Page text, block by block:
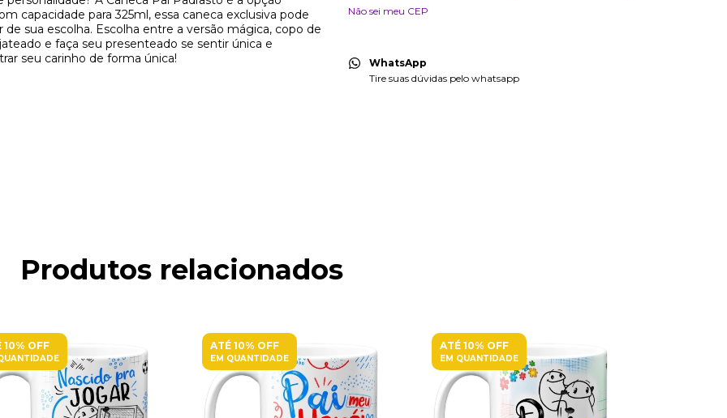
capacidade para 325ml, essa caneca exclusiva pode
sua escolha. Escolha entre a versão mágica, copo de
e faça seu presenteado se sentir única e
seu carinho de forma única!
Não sei meu CEP
WhatsApp
Tire suas dúvidas pelo whatsapp
Produtos relacionados
10% OFF ATÉ 10% OFF
EM QUANTIDADE
ATÉ 10% OFF
EM QUANTIDADE